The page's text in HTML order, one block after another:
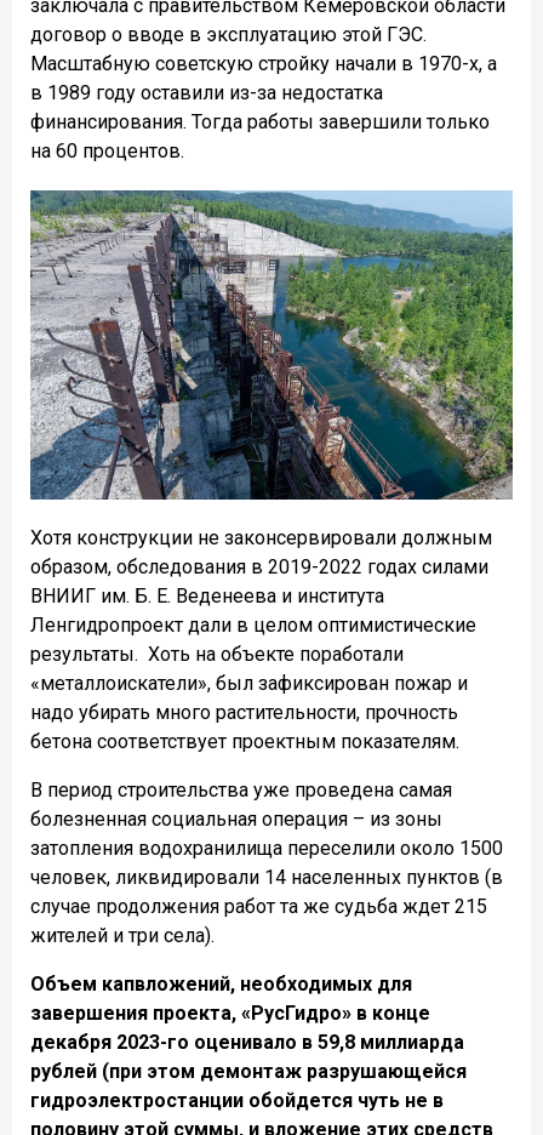
заключала с правительством Кемеровской области
договор о вводе в эксплуатацию этой ГЭС.
Масштабную советскую стройку начали в 1970-х, а
в 1989 году оставили из-за недостатка
финансирования. Тогда работы завершили только
на 60 процентов.
Хотя конструкции не законсервировали должным
образом, обследования в 2019-2022 годах силами
ВНИИГ им. Б. Е. Веденеева и института
Ленгидропроект дали в целом оптимистические
результаты. Хоть на объекте поработали
«металлоискатели», был зафиксирован пожар и
надо убирать много растительности, прочность
бетона соответствует проектным показателям.
В период строительства уже проведена самая
болезненная социальная операция – из зоны
затопления водохранилища переселили около 1500
человек, ликвидировали 14 населенных пунктов (в
случае продолжения работ та же судьба ждет 215
жителей и три села).
Объем капвложений, необходимых для
завершения проекта, «РусГидро» в конце
декабря 2023-го оценивало в 59,8 миллиарда
рублей (при этом демонтаж разрушающейся
гидроэлектростанции обойдется чуть не в
половину этой суммы, и вложение этих средств